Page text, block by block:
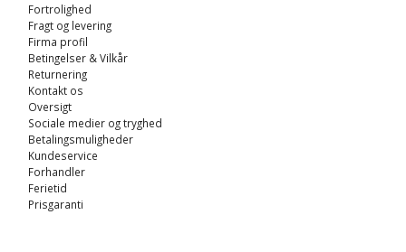
Fortrolighed
Fragt og levering
Firma profil
Betingelser & Vilkår
Returnering
Kontakt os
Oversigt
Sociale medier og tryghed
Betalingsmuligheder
Kundeservice
Forhandler
Ferietid
Prisgaranti